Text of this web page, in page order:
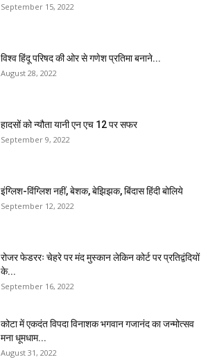
September 15, 2022
विश्व हिंदू परिषद की ओर से गणेश प्रतिमा बनाने...
August 28, 2022
हादसों को न्यौता यानी एन एच 12 पर सफर
September 9, 2022
इंग्लिश-विंग्लिश नहीं, बेशक, बेझिझक, बिंदास हिंदी बोलिये
September 12, 2022
रोजर फेडररः चेहरे पर मंद मुस्कान लेकिन कोर्ट पर प्रतिद्वंदियों
के...
September 16, 2022
कोटा में एकदंत विपदा विनाशक भगवान गजानंद का जन्मोत्सव
मना धूमधाम...
August 31, 2022